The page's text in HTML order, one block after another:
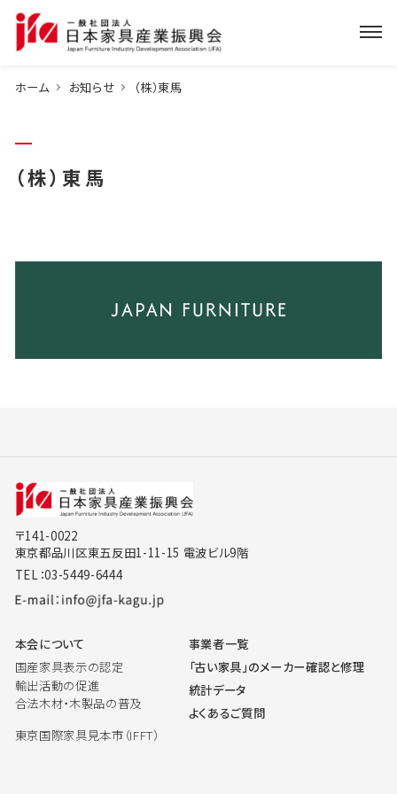
ホーム お知らせ （株）東馬
（株）東馬
〒141-0022
東京都品川区東五反田1-11-15 電波ビル9階
TEL：03-5449-6444
本会について
国産家具表示の認定
輸出活動の促進
合法木材・木製品の普及
東京国際家具見本市（IFFT）
事業者一覧
「古い家具」のメーカー確認と修理
統計データ
よくあるご質問